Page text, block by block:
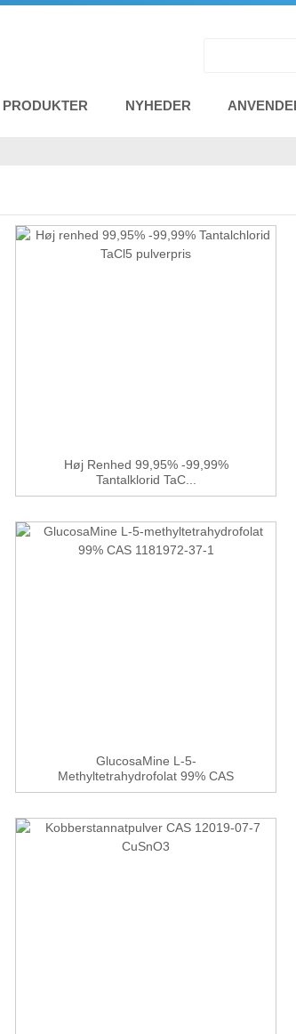
PRODUKTER NYHEDER
Høj Renhed 99,95% -99,99%
Tantalklorid TaC...
GlucosaMine L-5-
Methyltetrahydrofolat 99% CAS
...